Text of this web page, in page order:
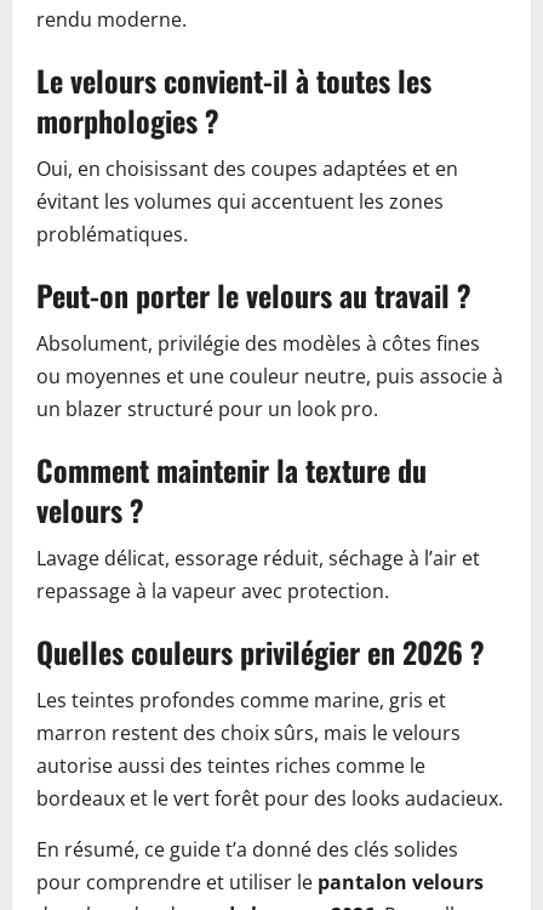
rendu moderne.
Le velours convient-il à toutes les
morphologies ?
Oui, en choisissant des coupes adaptées et en
évitant les volumes qui accentuent les zones
problématiques.
Peut-on porter le velours au travail ?
Absolument, privilégie des modèles à côtes fines
ou moyennes et une couleur neutre, puis associe à
un blazer structuré pour un look pro.
Comment maintenir la texture du
velours ?
Lavage délicat, essorage réduit, séchage à l’air et
repassage à la vapeur avec protection.
Quelles couleurs privilégier en 2026 ?
Les teintes profondes comme marine, gris et
marron restent des choix sûrs, mais le velours
autorise aussi des teintes riches comme le
bordeaux et le vert forêt pour des looks audacieux.
En résumé, ce guide t’a donné des clés solides
pour comprendre et utiliser le pantalon velours